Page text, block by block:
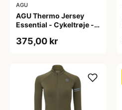
AGU
AGU Thermo Jersey
Essential - Cykeltrøje -
S
375,00 kr